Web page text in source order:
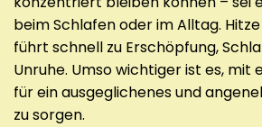
beim Schlafen oder im Alltag.
führt schnell zu Erschöpfung,
Unruhe. Umso wichtiger ist es, mit
für ein ausgeglichenes und
zu sorgen.